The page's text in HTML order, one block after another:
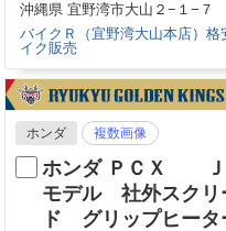
沖縄県 宜野湾市大山２−１−７
バイクＲ（宜野湾大山本店）格
イク販売
ホンダ 複数画像
ホンダ ＰＣＸ Ｊ
モデル 社外スク
ド グリップヒー